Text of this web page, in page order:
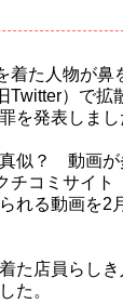
た人物が鼻
）で拡
を発表しまし
似？ 動画が
コミサイト
れる動画を2
た店員らし
た。